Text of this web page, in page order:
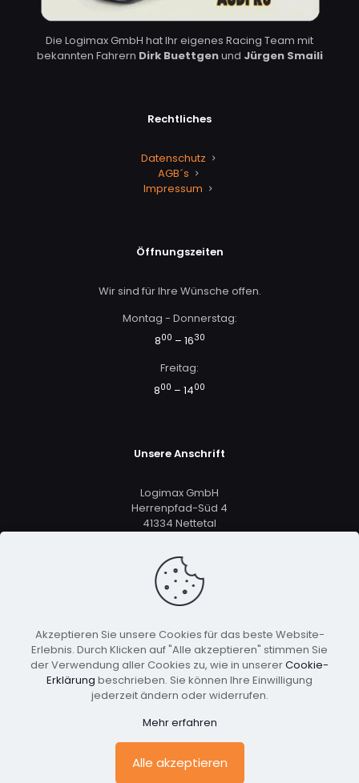
Die Logimax GmbH hat Ihr eigenes Racing Team mit
bekannten Fahrern Dirk Buettgenund Jürgen Smaili
Rechtliches
Datenschutz
AGB´s
Impressum
Öffnungszeiten
Wir sind für Ihre Wünsche offen.
Montag - Donnerstag:
800 – 1630
Freitag:
800 – 1400
Unsere Anschrift
Logimax GmbH
Herrenpfad-Süd 4
41334 Nettetal
+49 2161 5633 8801
vertrieb@logimax.de
Vorbehalten
Akzeptieren Sie unsere Cookies für das beste Website-
Erlebnis. Durch Klicken auf "Alle akzeptieren" stimmen Sie
der Verwendung aller Cookies zu, wie in unsererCookie-
Erklärung beschrieben. Sie können Ihre Einwilligung
jederzeit ändern oder widerrufen.
Mehr erfahren
Alle akzeptieren